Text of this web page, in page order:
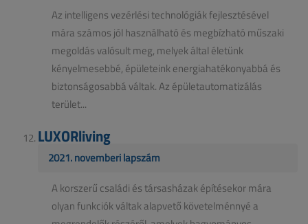
Az intelligens vezérlési technológiák fejlesztésével
mára számos jól használható és megbízható műszaki
megoldás valósult meg, melyek által életünk
kényelmesebbé, épületeink energiahatékonyabbá és
biztonságosabbá váltak. Az épületautomatizálás
terület...
LUXORliving
2021. novemberi lapszám
A korszerű családi és társasházak építésekor mára
olyan funkciók váltak alapvető követelménnyé a